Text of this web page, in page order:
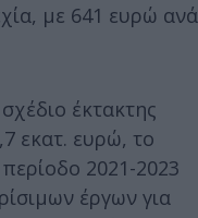
με 641 ευρώ ανά
έκτακτης
εκατ. ευρώ, το
περίοδο 2021-2023
έργων για